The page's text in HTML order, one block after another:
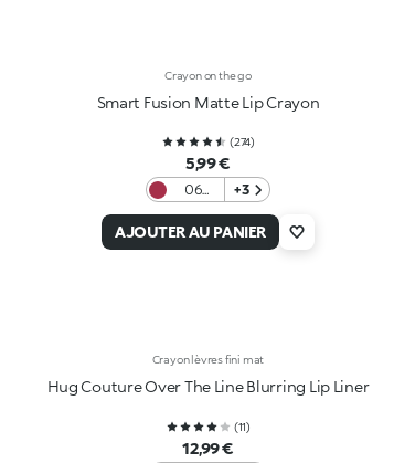
Crayon on the go
Smart Fusion Matte Lip Crayon
(274)
5,99 €
06
Red
+3
AJOUTER AU PANIER
Crayon lèvres fini mat
Hug Couture Over The Line Blurring Lip Liner
(11)
12,99 €